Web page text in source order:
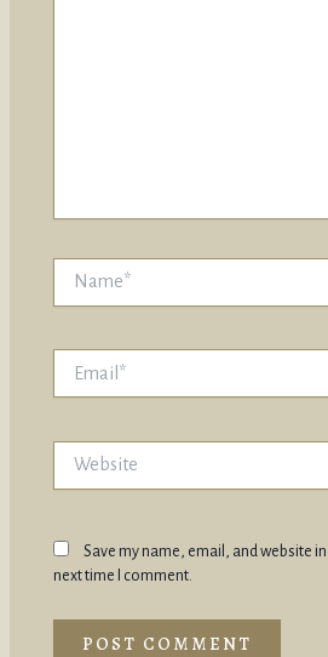
Website
Save my name, email, and website
next time I comment.